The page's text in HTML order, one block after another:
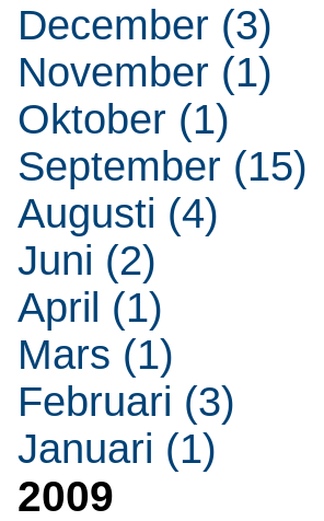
December (3)
November (1)
Oktober (1)
September (15)
Augusti (4)
Juni (2)
April (1)
Mars (1)
Februari (3)
Januari (1)
2009